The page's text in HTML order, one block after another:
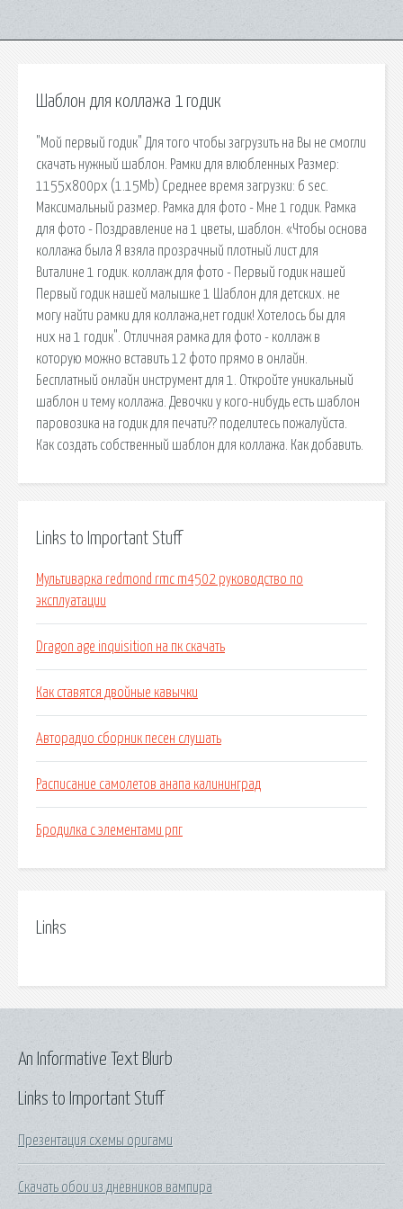
Шаблон для коллажа 1 годик
"Мой первый годик" Для того чтобы загрузить на Вы не смогли
скачать нужный шаблон. Рамки для влюбленных Размер:
1155x800px (1.15Mb) Среднее время загрузки: 6 sec.
Максимальный размер. Рамка для фото - Мне 1 годик. Рамка
для фото - Поздравление на 1 цветы, шаблон. «Чтобы основа
коллажа была Я взяла прозрачный плотный лист для
Виталине 1 годик. коллаж для фото - Первый годик нашей
Первый годик нашей малышке 1 Шаблон для детских. не
могу найти рамки для коллажа,нет годик! Хотелось бы для
них на 1 годик". Отличная рамка для фото - коллаж в
которую можно вставить 12 фото прямо в онлайн.
Бесплатный онлайн инструмент для 1. Откройте уникальный
шаблон и тему коллажа. Девочки у кого-нибудь есть шаблон
паровозика на годик для печати?? поделитесь пожалуйста.
Как создать собственный шаблон для коллажа. Как добавить.
Links to Important Stuff
Мультиварка redmond rmc m4502 руководство по
эксплуатации
Dragon age inquisition на пк скачать
Как ставятся двойные кавычки
Авторадио сборник песен слушать
Расписание самолетов анапа калининград
Бродилка с элементами рпг
Links
Links to Important Stuff
Презентация схемы оригами
Скачать обои из дневников вампира
An Informative Text Blurb